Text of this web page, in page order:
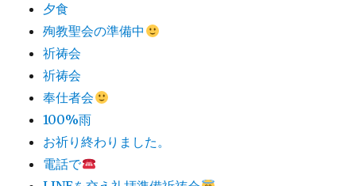
夕食
殉教聖会の準備中
祈祷会
祈祷会
奉仕者会
100%雨
お祈り終わりました。
電話で